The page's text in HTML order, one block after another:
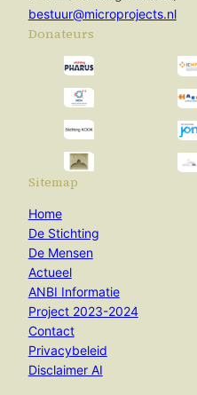
bestuur@microprojects.nl
Donateurs
Sitemap
Home
De Stichting
De Mensen
Actueel
ANBI Informatie
Project 2023-2024
Contact
Privacybeleid
Disclaimer AI